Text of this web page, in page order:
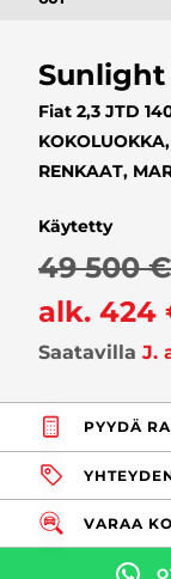
Sunlight
Fiat 2,3 JTD
RENKAAT,
Käytetty
49 500 €
alk. 424
Saatavilla J.
PYYDÄ
VARAA